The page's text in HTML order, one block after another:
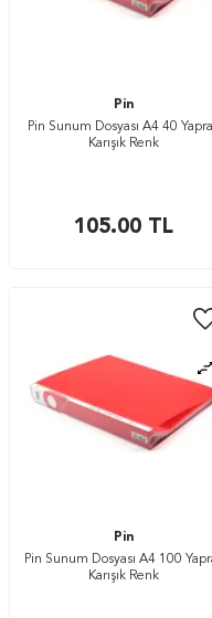
Pin
Pin Sunum Dosyası A4 40
Karışık Renk
105.00 TL
Pin
Pin Sunum Dosyası A4 100
Karışık Renk